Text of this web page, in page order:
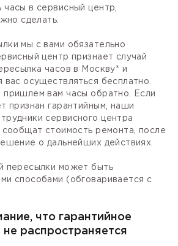
в сервисный центр,
сделать.
мы с вами обязательно
центр признает случай
часов в Москву* и
вас осуществляться бесплатно.
пришлем вам часы обратно. Если
признан гарантийным, наши
сервисного центра
сообщат стоимость ремонта, после
о дальнейших действиях.
пересылки может быть
способами (обговаривается с
что гарантийное
распространяется